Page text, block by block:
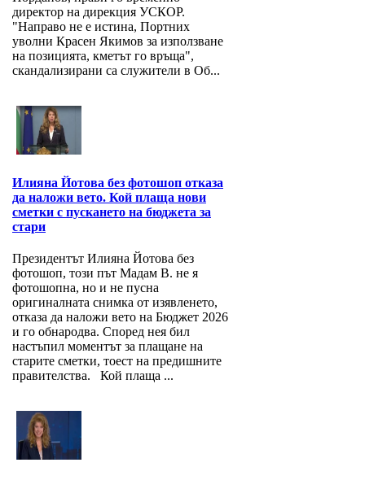
директор на дирекция УСКОР.
"Направо не е истина, Портних
уволни Красен Якимов за използване
на позицията, кметът го връща",
скандализирани са служители в Об...
Илияна Йотова без фотошоп отказа
да наложи вето. Кой плаща нови
сметки с пускането на бюджета за
стари
Президентът Илияна Йотова без
фотошоп, този път Мадам В. не я
фотошопна, но и не пусна
оригиналната снимка от изявленето,
отказа да наложи вето на Бюджет 2026
и го обнародва. Според нея бил
настъпил моментът за плащане на
старите сметки, тоест на предишните
правителства. Кой плаща ...